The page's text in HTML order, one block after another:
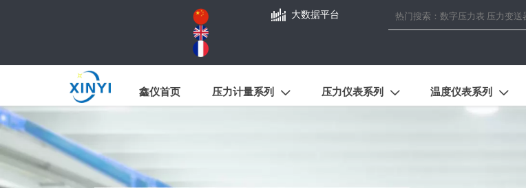
 大数据平台
鑫仪首页 压力计量系列  压力仪表系列  温度仪表系列 